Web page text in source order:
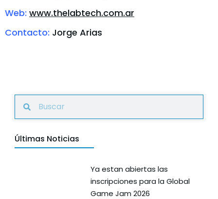
Web: www.thelabtech.com.ar
Contacto: Jorge Arias
Últimas Noticias
Ya estan abiertas las
inscripciones para la Global
Game Jam 2026